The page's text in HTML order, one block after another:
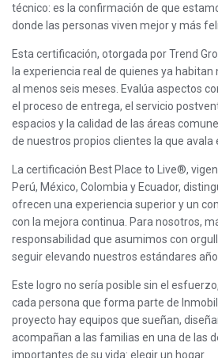
técnico: es la confirmación de que
donde las personas viven mejor y más
Esta certificación, otorgada por Trend
la experiencia real de quienes ya
al menos seis meses. Evalúa aspectos
el proceso de entrega, el servicio
espacios y la calidad de las áreas
de nuestros propios clientes la que avala
La certificación Best Place to Live®,
Perú, México, Colombia y Ecuador,
ofrecen una experiencia superior y un
con la mejora continua. Para nosotros,
responsabilidad que asumimos con
seguir elevando nuestros estándares año
Este logro no sería posible sin el
cada persona que forma parte de
proyecto hay equipos que sueñan,
acompañan a las familias en una de las
importantes de su vida: elegir un hogar.